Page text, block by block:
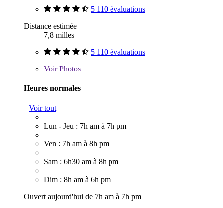
5 110 évaluations
Distance estimée
7,8 milles
5 110 évaluations
VoirPhotos
Heures normales
Voir tout
Lun - Jeu : 7h am à 7h pm
Ven : 7h am à 8h pm
Sam : 6h30 am à 8h pm
Dim : 8h am à 6h pm
Ouvert aujourd'hui de 7h am à 7h pm